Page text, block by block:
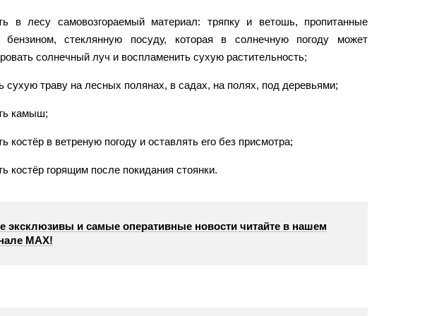
в лесу самовозгораемый материал: тряпку и ветошь, пропитанные
бензином, стеклянную посуду, которая в солнечную погоду может
солнечный луч и воспламенить сухую растительность;
сухую траву на лесных полянах, в садах, на полях, под деревьями;
камыш;
костёр в ветреную погоду и оставлять его без присмотра;
костёр горящим после покидания стоянки.
эксклюзивы и самые оперативные новости читайте в нашем
МАХ!